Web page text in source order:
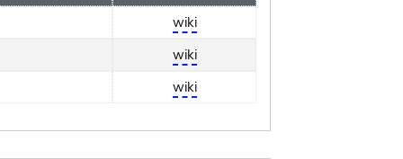
wiki
wiki
wiki